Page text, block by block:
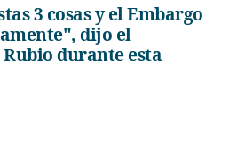
dijo el
durante esta